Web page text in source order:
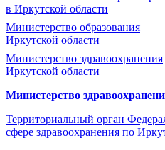
в Иркутской области
Министерство образования
Иркутской области
Министерство здравоохранения
Иркутской области
Министерство
Территориальный орган
сфере здравоохранения по